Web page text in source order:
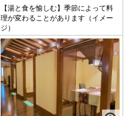
【湯と食を愉しむ】季節によって料
理が変わることがあります（イメー
ジ）